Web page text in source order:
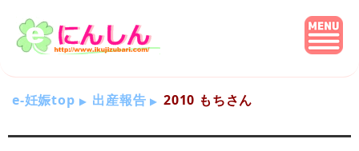
e-妊娠top 出産報告 2010 もちさん